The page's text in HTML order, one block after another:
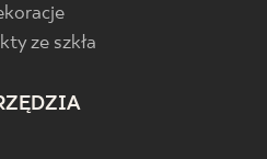
ze szkła